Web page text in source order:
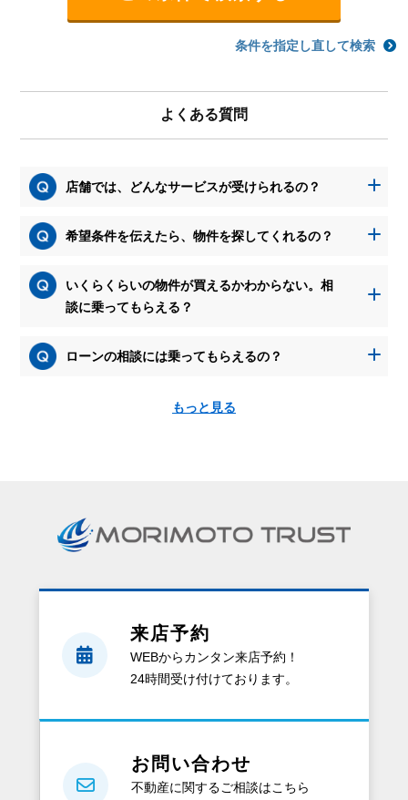
条件を指定し直して検索
よくある質問
店舗では、どんなサービスが受けられるの？
希望条件を伝えたら、物件を探してくれるの？
いくらくらいの物件が買えるかわからない。相
談に乗ってもらえる？
ローンの相談には乗ってもらえるの？
もっと見る
求
を
る
ん
料
ら
来店予約
WEBからカンタン来店予約！
24時間受け付けております。
お問い合わせ
不動産に関するご相談はこちら